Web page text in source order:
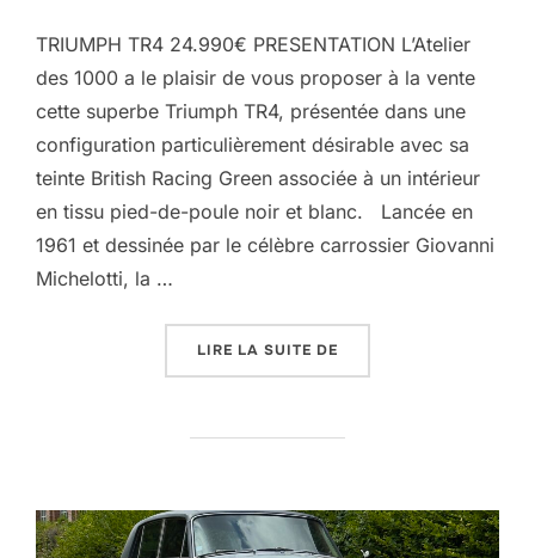
TRIUMPH TR4 24.990€ PRESENTATION L’Atelier
des 1000 a le plaisir de vous proposer à la vente
cette superbe Triumph TR4, présentée dans une
configuration particulièrement désirable avec sa
teinte British Racing Green associée à un intérieur
en tissu pied-de-poule noir et blanc. Lancée en
1961 et dessinée par le célèbre carrossier Giovanni
Michelotti, la …
LIRE LA SUITE DE